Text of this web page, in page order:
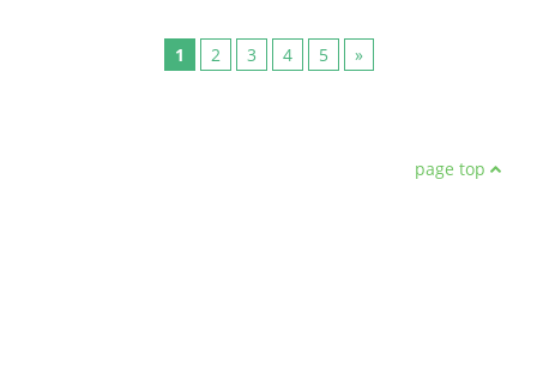
1 2 3 4 5 »
page top